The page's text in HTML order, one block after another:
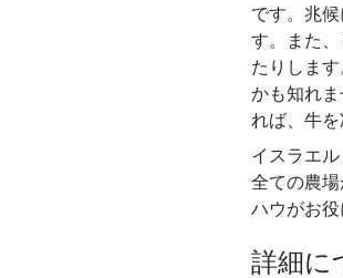
です。兆
す。また
たりしま
かも知れ
れば、牛を
イスラエ
全ての農
ハウがお役
詳細に